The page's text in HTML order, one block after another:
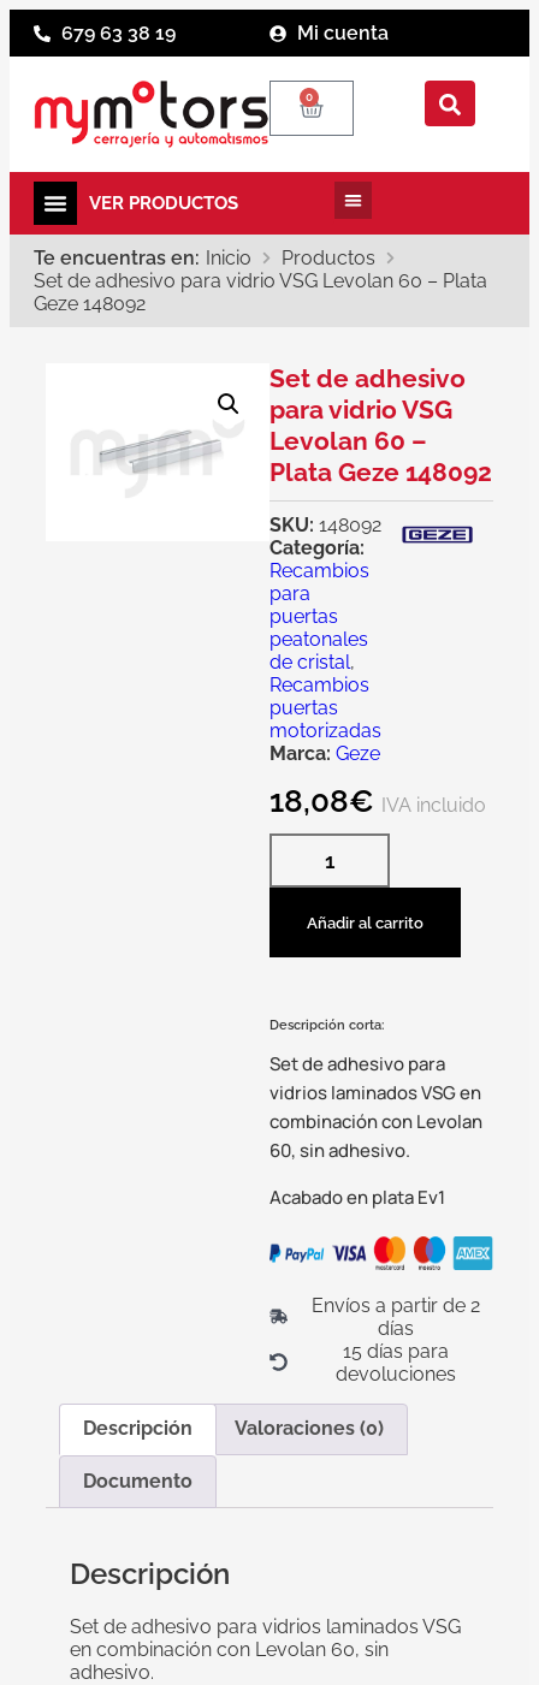
679 63 38 19 Mi cuenta
0
Te encuentras en: Inicio
Productos
Set de adhesivo para vidrio VSG Levolan 60 – Plata
Geze 148092
Set de adhesivo
para vidrio VSG
Levolan 60 –
Plata Geze 148092
SKU: 148092
Categoría:
Recambios
para
puertas
peatonales
de cristal,
Recambios
puertas
motorizadas
Marca: Geze
18,08€ IVA incluido
Añadir al carrito
Descripción corta:
Set de adhesivo para
vidrios laminados VSG en
combinación con Levolan
60, sin adhesivo.
Acabado en plata Ev1
Envíos a partir de 2
días
15 días para
devoluciones
Descripción Valoraciones (0)
Documento
Descripción
Set de adhesivo para vidrios laminados VSG
en combinación con Levolan 60, sin
adhesivo.